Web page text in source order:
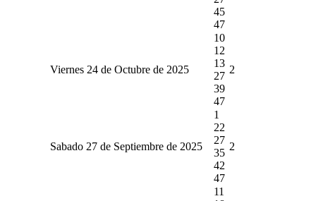
45
47
Viernes 24 de Octubre de 2025
10
12
13
27
39
47
2
Sabado 27 de Septiembre de 2025
1
22
27
35
42
47
2
11